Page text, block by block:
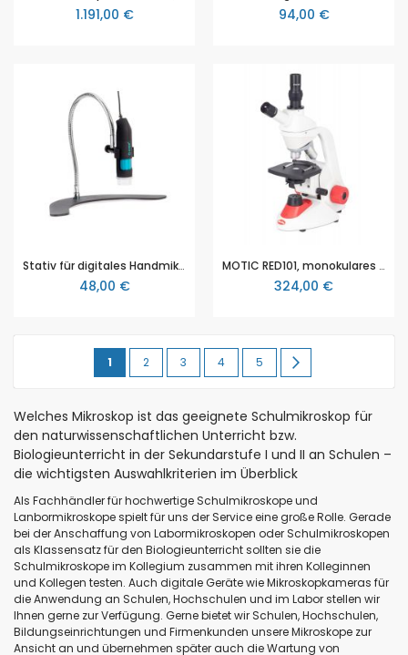
1.191,00 € 94,00 €
Stativ für digitales Handmikroskop von Euromex Q-scope QS.MS20
48,00 €
MOTIC RED101, monokulares Schulmikroskop, mit Fototubus, 40x - 400x Vergrößerung, Akkubetrieb und LED, ideal für den Biologieunterricht in der Sek 1 und 2
324,00 €
Seite
Sie
gerade
Seite
1 Seite
2 Seite
3 Seite
4 Seite
5
Welches Mikroskop ist das geeignete Schulmikroskop für
den naturwissenschaftlichen Unterricht bzw.
Biologieunterricht in der Sekundarstufe I und II an Schulen –
die wichtigsten Auswahlkriterien im Überblick
Als Fachhändler für hochwertige Schulmikroskope und
Lanbormikroskope spielt für uns der Service eine große Rolle. Gerade
bei der Anschaffung von Labormikroskopen oder Schulmikroskopen
als Klassensatz für den Biologieunterricht sollten sie die
Schulmikroskope im Kollegium zusammen mit ihren Kolleginnen
und Kollegen testen. Auch digitale Geräte wie Mikroskopkameras für
die Anwendung an Schulen, Hochschulen und im Labor stellen wir
Ihnen gerne zur Verfügung. Gerne bietet wir Schulen, Hochschulen,
Bildungseinrichtungen und Firmenkunden unsere Mikroskope zur
Ansicht an und übernehmen später auch die Wartung von